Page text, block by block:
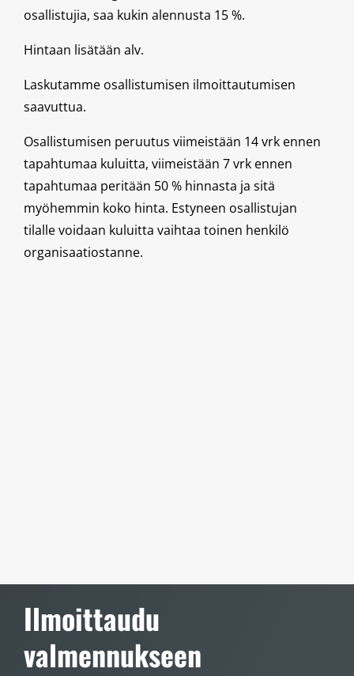
osallistujia, saa kukin alennusta 15 %.
Hintaan lisätään alv.
Laskutamme osallistumisen ilmoittautumisen
saavuttua.
Osallistumisen peruutus viimeistään 14 vrk ennen
tapahtumaa kuluitta, viimeistään 7 vrk ennen
tapahtumaa peritään 50 % hinnasta ja sitä
myöhemmin koko hinta. Estyneen osallistujan
tilalle voidaan kuluitta vaihtaa toinen henkilö
organisaatiostanne.
Ilmoittaudu
valmennukseen